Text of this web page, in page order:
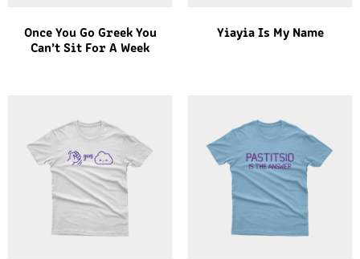
Once You Go Greek You
Can’t Sit For A Week
Yiayia Is My Name